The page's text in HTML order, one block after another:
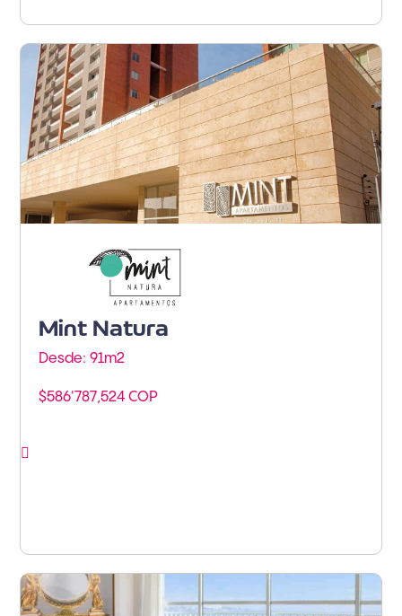
Barranquilla - Portal del
Genovés
Mint Natura
Desde: 91m2
$586'787,524 COP